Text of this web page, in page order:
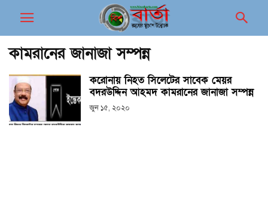
কামরানের জানাজা সম্পন্ন
করোনায় নিহত সিলেটের সাবেক মেয়র
বদরউদ্দিন আহমদ কামরানের জানাজা সম্পন্ন
জুন ১৫, ২০২০